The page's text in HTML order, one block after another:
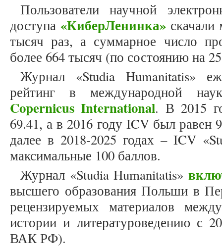
Пользователи научной
доступа «КиберЛенинка»скачали
тысяч раз, а суммарное число
более 664 тысяч (по состоянию на
Журнал «Studia Humanitatis»
рейтинг в международной
Copernicus International. В 2015
69.41, а в 2016 году ICV был равен
далее в 2018-2025 годах – ICV
максимальные 100 баллов.
Журнал «Studia Humanitatis»
высшего образования Польши в
рецензируемых материалов
истории и литературоведению с
ВАК РФ).